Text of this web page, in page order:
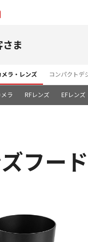
ま
ラ・レンズ コンパクトデ
ラ RFレンズ EFレンズ
フー